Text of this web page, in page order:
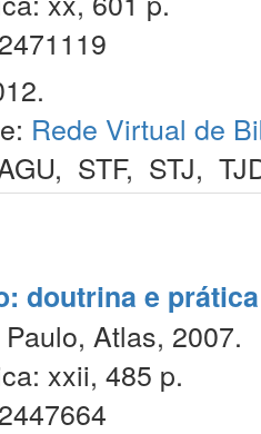
Rede Virtual de
, STF, STJ,
doutrina e prática
Atlas, 2007.
xxii, 485 p.